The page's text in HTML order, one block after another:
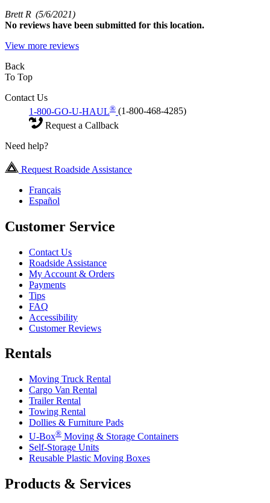
Brett R (5/6/2021)
No reviews have been submitted for this location.
View more reviews
Back
To Top
Contact Us
1-800-GO-U-HAUL® (1-800-468-4285)
Request a Callback
Need help?
Request Roadside Assistance
Français
Español
Customer Service
Contact Us
Roadside Assistance
My Account & Orders
Payments
Tips
FAQ
Accessibility
Customer Reviews
Rentals
Moving Truck Rental
Cargo Van Rental
Trailer Rental
Towing Rental
Dollies & Furniture Pads
U-Box® Moving & Storage Containers
Self-Storage Units
Reusable Plastic Moving Boxes
Products & Services